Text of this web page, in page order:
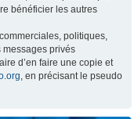
bénéficier les autres
politiques,
privés
d’en faire une copie et
, en précisant le pseudo